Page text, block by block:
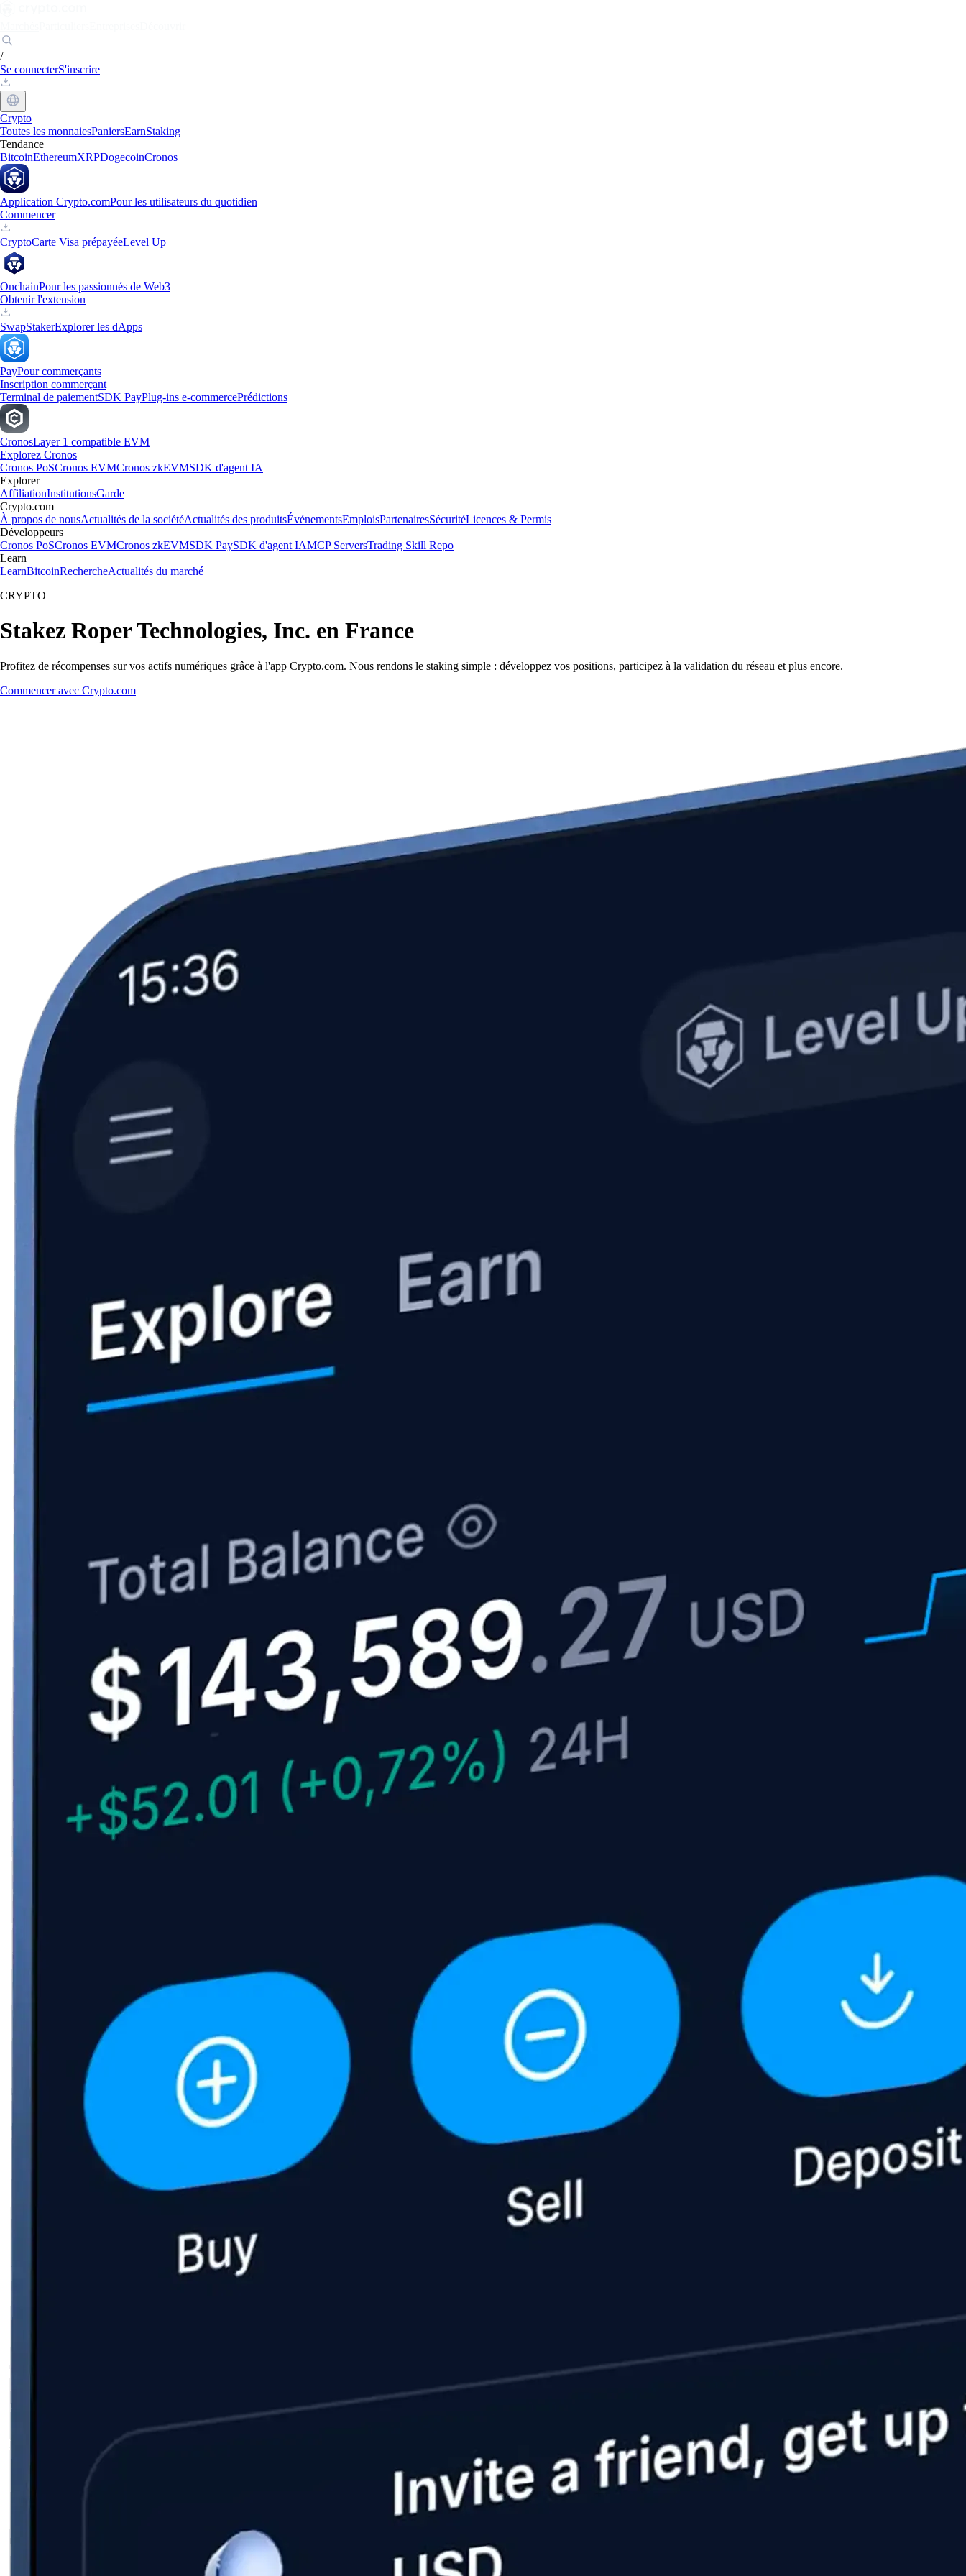
/
Se connecterS'inscrire
Crypto
Toutes les monnaiesPaniersEarnStaking
Tendance
BitcoinEthereumXRPDogecoinCronos
Application Crypto.comPour les utilisateurs du quotidien
Commencer
CryptoCarte Visa prépayéeLevel Up
OnchainPour les passionnés de Web3
Obtenir l'extension
SwapStakerExplorer les dApps
PayPour commerçants
Inscription commerçant
Terminal de paiementSDK PayPlug-ins e-commercePrédictions
CronosLayer 1 compatible EVM
Explorez Cronos
Cronos PoSCronos EVMCronos zkEVMSDK d'agent IA
Explorer
AffiliationInstitutionsGarde
Crypto.com
À propos de nousActualités de la sociétéActualités des produitsÉvénementsEmploisPartenairesSécuritéLicences & Permis
Développeurs
Cronos PoSCronos EVMCronos zkEVMSDK PaySDK d'agent IAMCP ServersTrading Skill Repo
Learn
LearnBitcoinRechercheActualités du marché
CRYPTO
Stakez Roper Technologies, Inc. en France
Profitez de récompenses sur vos actifs numériques grâce à l'app Crypto.com. Nous rendons le staking simple : développez vos positions, participez à la validation du réseau et plus encore.
Commencer avec Crypto.com